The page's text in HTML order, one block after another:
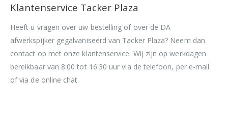
Klantenservice Tacker Plaza
Heeft u vragen over uw bestelling of over de DA
afwerkspijker gegalvaniseerd van Tacker Plaza? Neem dan
contact op met onze klantenservice. Wij zijn op werkdagen
bereikbaar van 8:00 tot 16:30 uur via de telefoon, per e-mail
of via de online chat.